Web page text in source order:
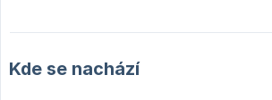
Kde se nachází